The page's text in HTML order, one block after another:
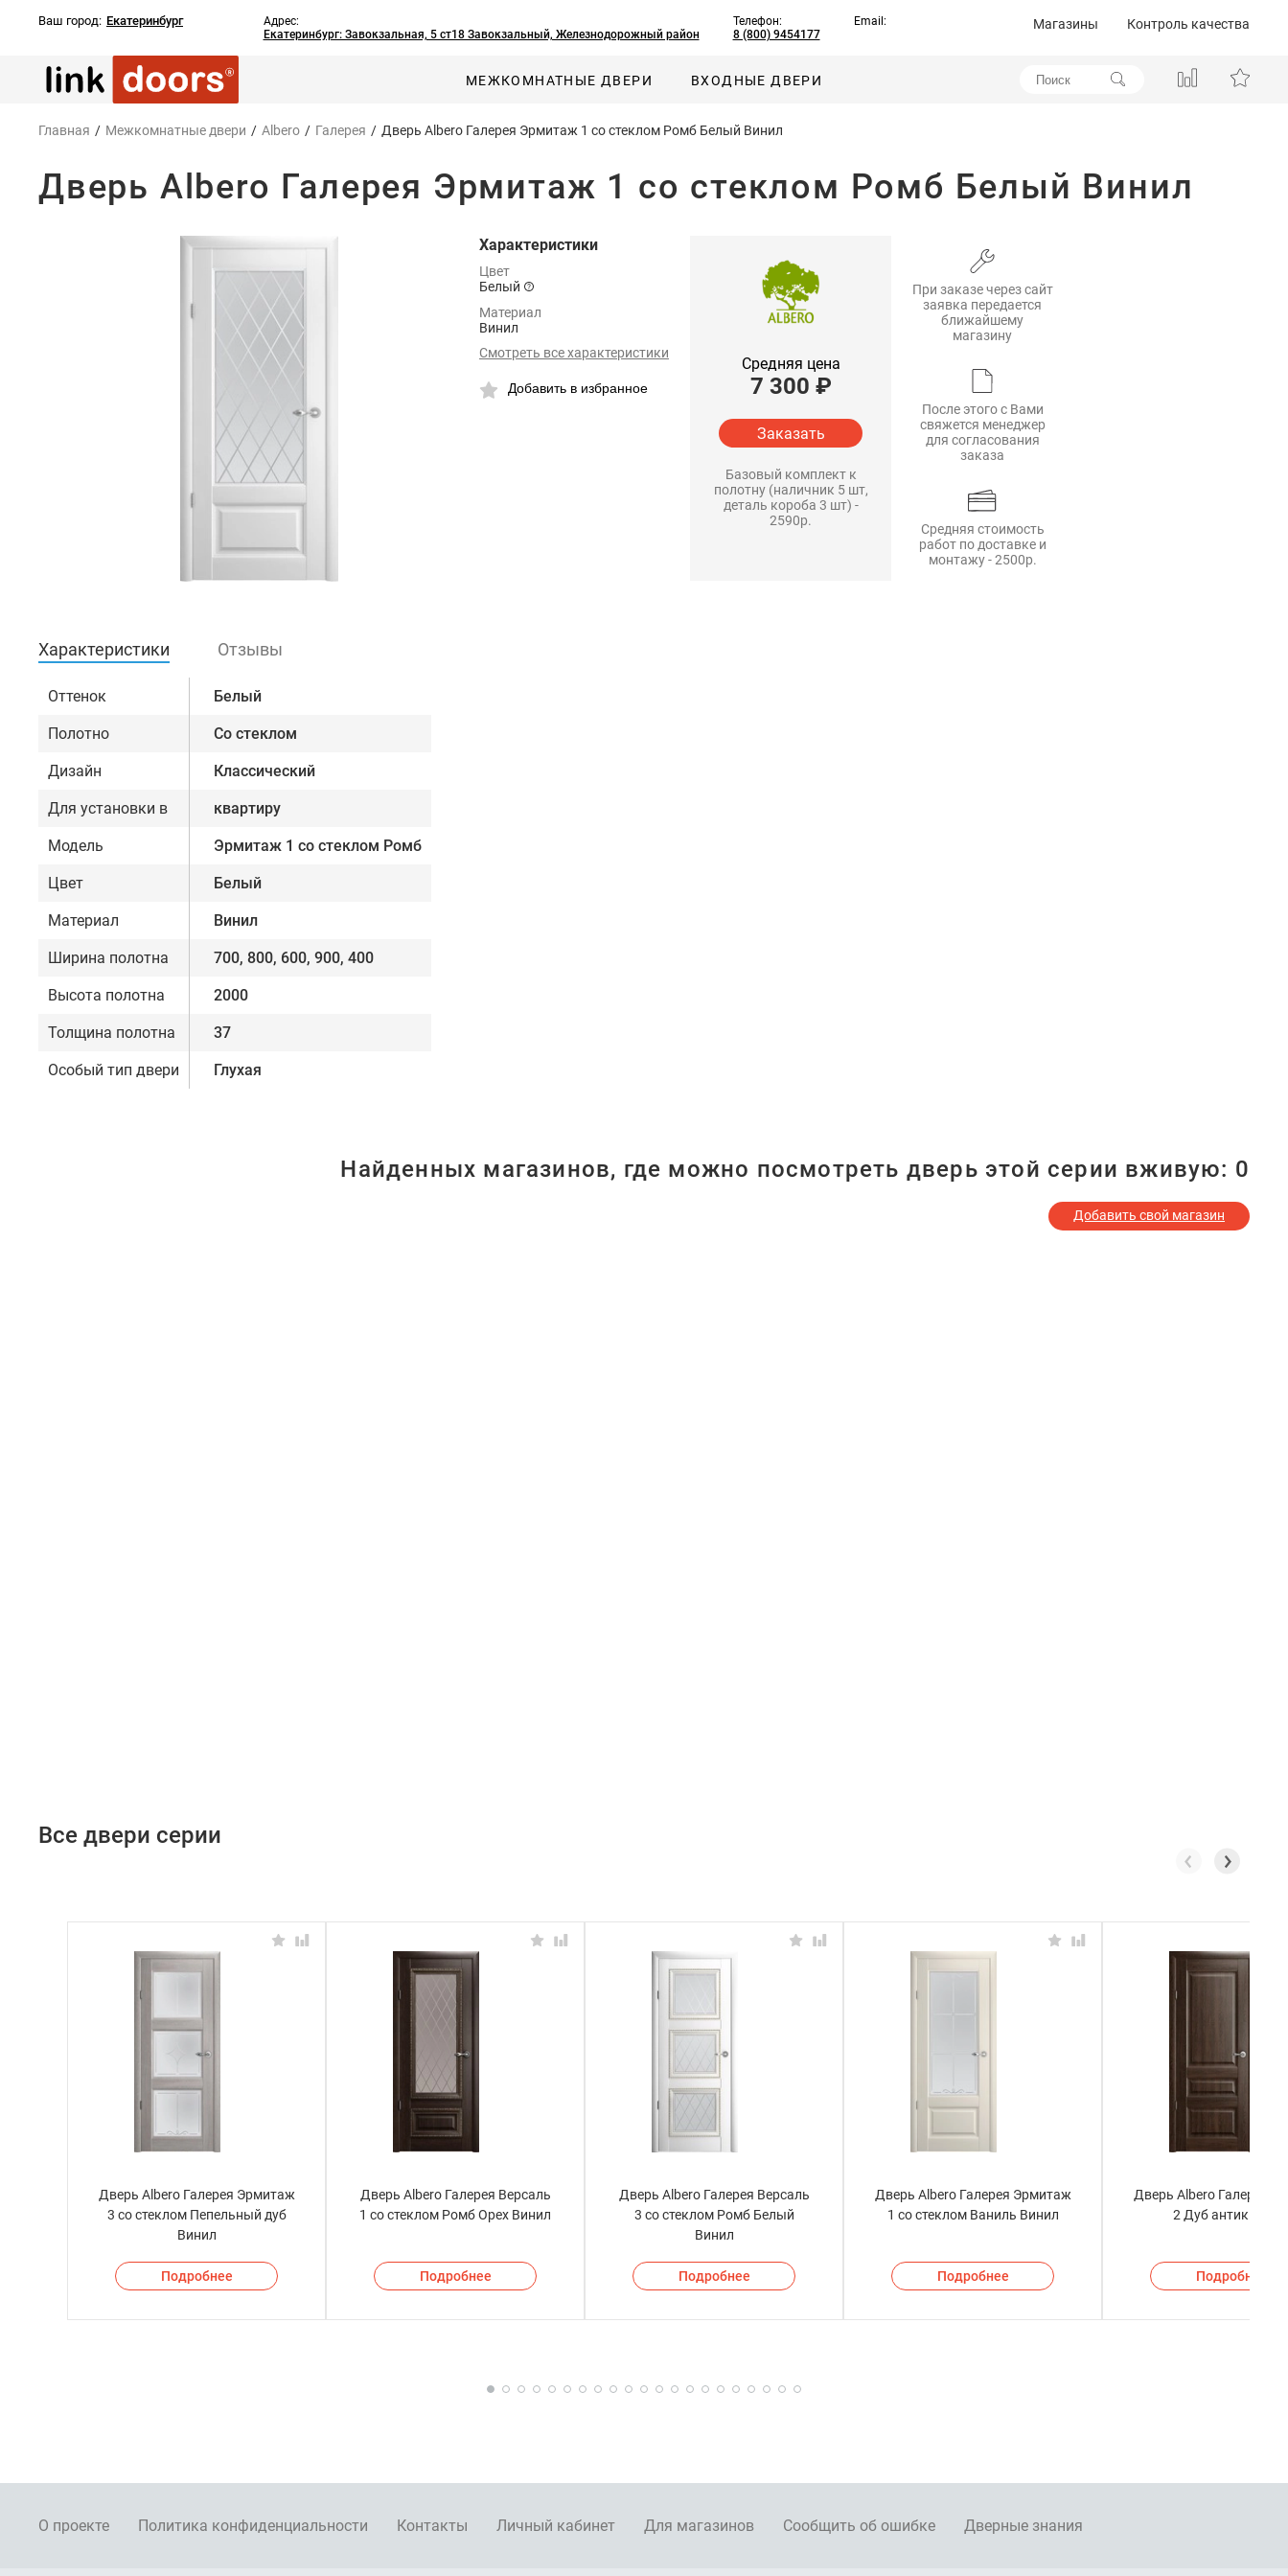
Ваш город: Екатеринбург
Адрес:
Екатеринбург: Завокзальная, 5 ст18 Завокзальный, Железнодорожный район
Телефон:
8 (800) 9454177
Email: Магазины Контроль качества
МЕЖКОМНАТНЫЕ ДВЕРИ ВХОДНЫЕ ДВЕРИ
Главная / Межкомнатные двери / Albero / Галерея / Дверь Albero Галерея Эрмитаж 1 со стеклом Ромб Белый Винил
Дверь Albero Галерея Эрмитаж 1 со стеклом Ромб Белый Винил
Характеристики
Цвет
Белый
Материал
Винил
Смотреть все характеристики
Добавить в избранное
Средняя цена
7 300 ₽
Заказать
Базовый комплект к
полотну (наличник 5 шт,
деталь короба 3 шт) -
2590р.
При заказе через сайт
заявка передается
ближайшему
магазину
После этого с Вами
свяжется менеджер
для согласования
заказа
Средняя стоимость
работ по доставке и
монтажу - 2500р.
Характеристики Отзывы
Оттенок Белый
Полотно Со стеклом
Дизайн Классический
Для установки в квартиру
Модель Эрмитаж 1 со стеклом Ромб
Цвет Белый
Материал Винил
Ширина полотна 700, 800, 600, 900, 400
Высота полотна 2000
Толщина полотна 37
Особый тип двери Глухая
Найденных магазинов, где можно посмотреть дверь этой серии вживую: 0
Добавить свой магазин
Все двери серии
Дверь Albero Галерея Эрмитаж
3 со стеклом Пепельный дуб
Винил
Подробнее
Дверь Albero Галерея Версаль
1 со стеклом Ромб Орех Винил
Подробнее
Дверь Albero Галерея Версаль
3 со стеклом Ромб Белый
Винил
Подробнее
Дверь Albero Галерея Эрмитаж
1 со стеклом Ваниль Винил
Подробнее
Дверь Albero Галерея
2 Дуб антик
Подробнее
О проекте Политика конфиденциальности Контакты Личный кабинет Для магазинов Сообщить об ошибке Дверные знания